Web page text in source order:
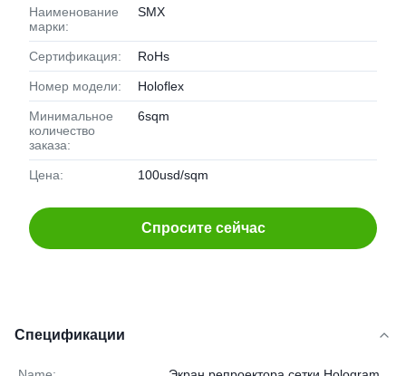
Наименование
марки:
SMX
Сертификация: RoHs
Номер модели: Holoflex
Минимальное
количество
заказа:
6sqm
Цена: 100usd/sqm
Спросите сейчас
Спецификации